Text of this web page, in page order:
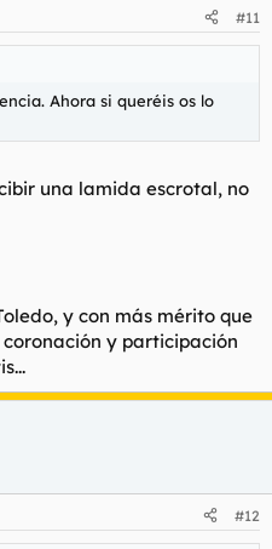
#11
Ahora si queréis os lo
una lamida escrotal, no
y con más mérito que
y participación
#12